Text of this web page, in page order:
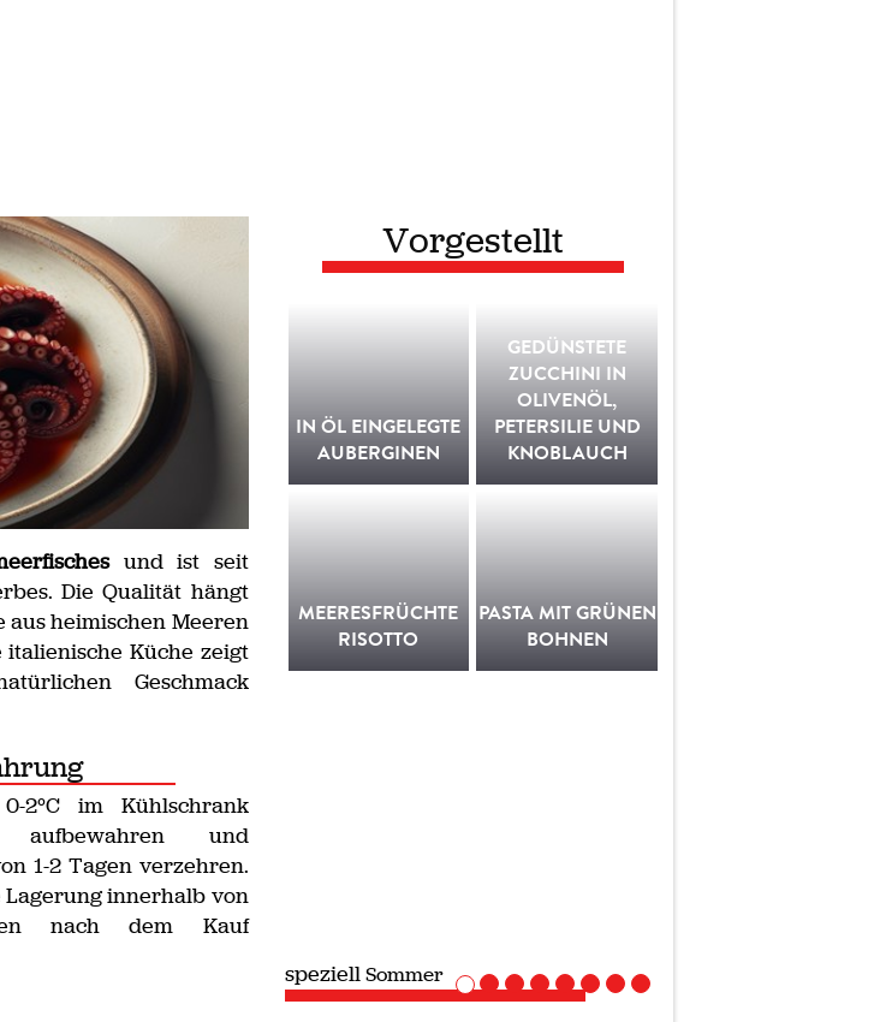
und ist seit
Die Qualität hängt
aus heimischen Meeren
Küche zeigt
Geschmack
2°C im Kühlschrank
aufbewahren und
1-2 Tagen verzehren.
innerhalb von
nach dem Kauf
Vorgestellt
IN ÖL EINGELEGTE
AUBERGINEN
GEDÜNSTETE
ZUCCHINI IN
OLIVENÖL,
PETERSILIE UND
KNOBLAUCH
MEERESFRÜCHTE
RISOTTO
PASTA MIT GRÜNEN
BOHNEN
speziellSommer